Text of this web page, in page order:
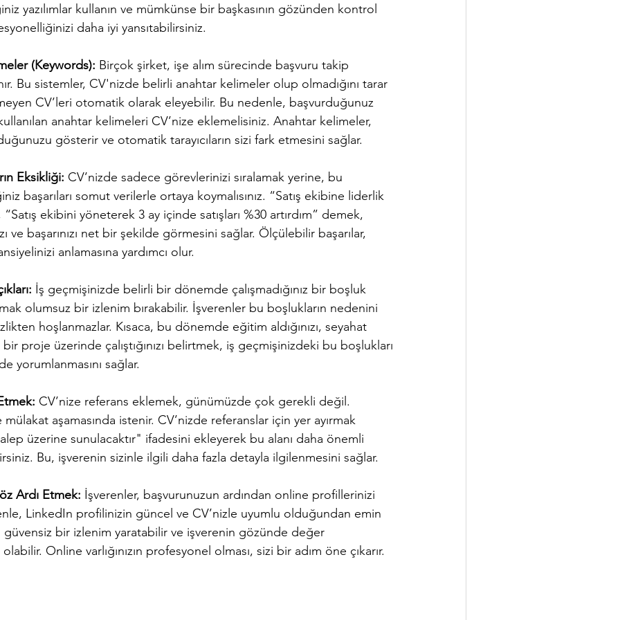
yazılımlar kullanın ve mümkünse bir başkasının gözünden kontrol
daha iyi yansıtabilirsiniz.
(Keywords): Birçok şirket, işe alım sürecinde başvuru takip
Bu sistemler, CV'nizde belirli anahtar kelimeler olup olmadığını tarar
CV’leri otomatik olarak eleyebilir. Bu nedenle, başvurduğunuz
anahtar kelimeleri CV’nize eklemelisiniz. Anahtar kelimeler,
gösterir ve otomatik tarayıcıların sizi fark etmesini sağlar.
Eksikliği: CV’nizde sadece görevlerinizi sıralamak yerine, bu
başarıları somut verilerle ortaya koymalısınız. “Satış ekibine liderlik
ekibini yöneterek 3 ay içinde satışları %30 artırdım” demek,
ve başarınızı net bir şekilde görmesini sağlar. Ölçülebilir başarılar,
anlamasına yardımcı olur.
İş geçmişinizde belirli bir dönemde çalışmadığınız bir boşluk
olumsuz bir izlenim bırakabilir. İşverenler bu boşlukların nedenini
hoşlanmazlar. Kısaca, bu dönemde eğitim aldığınızı, seyahat
proje üzerinde çalıştığınızı belirtmek, iş geçmişinizdeki bu boşlukları
yorumlanmasını sağlar.
CV’nize referans eklemek, günümüzde çok gerekli değil.
aşamasında istenir. CV’nizde referanslar için yer ayırmak
üzerine sunulacaktır" ifadesini ekleyerek bu alanı daha önemli
Bu, işverenin sizinle ilgili daha fazla detayla ilgilenmesini sağlar.
Ardı Etmek: İşverenler, başvurunuzun ardından online profillerinizi
LinkedIn profilinizin güncel ve CV’nizle uyumlu olduğundan emin
bir izlenim yaratabilir ve işverenin gözünde değer
Online varlığınızın profesyonel olması, sizi bir adım öne çıkarır.